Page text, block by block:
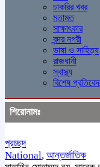
চাকরির খবর
মতামত
সাক্ষাৎকার
বন্দর নগরী
ভাষা ও সাহিত্য
রাজধানী
স্বাস্থ্য
বিশেষ
শিরোনামঃ
প্রচ্ছদ
National, আন্তর্জাতিক